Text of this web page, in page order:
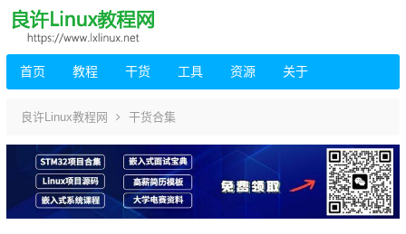
首页 教程 干货 工具 资源 关于
良许Linux教程网 干货合集